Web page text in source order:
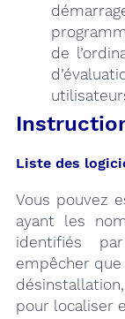
de
Liste des
Vous pouvez
ayant les
identifiés
empêcher
pour localiser